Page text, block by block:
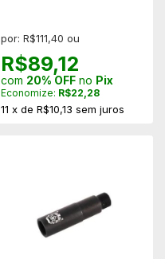
por: R$111,40 ou
R$89,12
com 20% OFFno Pix
Economize: R$22,28
11 x de R$10,13 sem juros